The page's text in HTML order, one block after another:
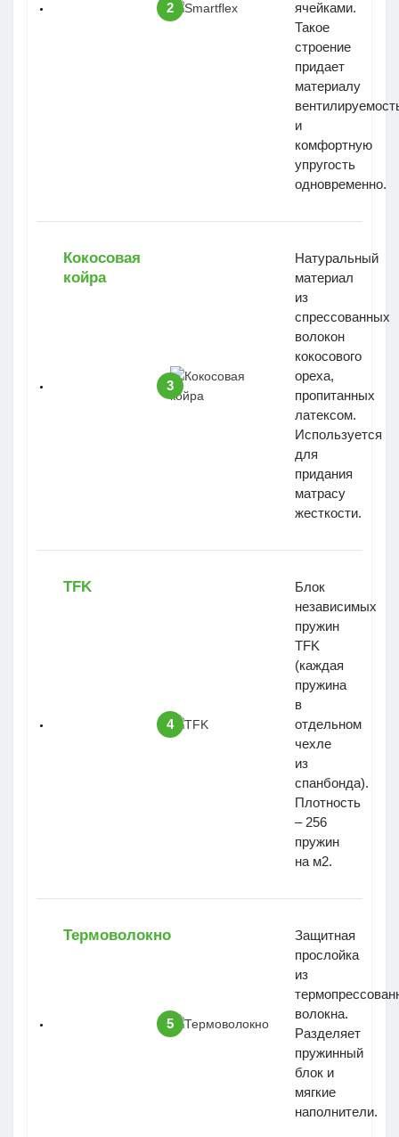
2
ячейками.
Такое
строение
придает
материалу
и
комфортную
упругость
одновременно.
Кокосовая
койра
3
Натуральный
материал
из
спрессованных
волокон
кокосового
ореха,
пропитанных
латексом.
Используется
для
придания
матрасу
жесткости.
TFK
4
Блок
независимых
пружин
TFK
(каждая
пружина
в
отдельном
чехле
из
спанбонда).
Плотность
– 256
пружин
на м2.
Термоволокно
5
Защитная
прослойка
из
волокна.
Разделяет
пружинный
блок и
мягкие
наполнители.